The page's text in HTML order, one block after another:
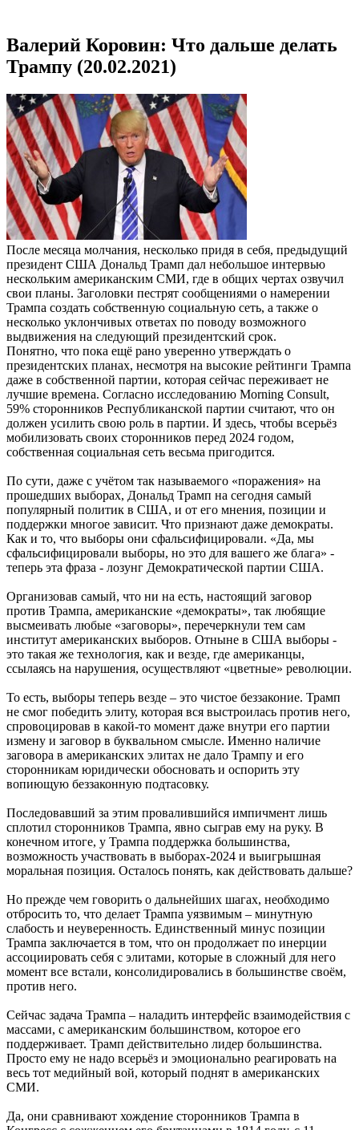
Валерий Коровин: Что дальше делать
Трампу (20.02.2021)
После месяца молчания, несколько придя в себя, предыдущий
президент США Дональд Трамп дал небольшое интервью
нескольким американским СМИ, где в общих чертах озвучил
свои планы. Заголовки пестрят сообщениями о намерении
Трампа создать собственную социальную сеть, а также о
несколько уклончивых ответах по поводу возможного
выдвижения на следующий президентский срок.
Понятно, что пока ещё рано уверенно утверждать о
президентских планах, несмотря на высокие рейтинги Трампа
даже в собственной партии, которая сейчас переживает не
лучшие времена. Согласно исследованию Morning Consult,
59% сторонников Республиканской партии считают, что он
должен усилить свою роль в партии. И здесь, чтобы всерьёз
мобилизовать своих сторонников перед 2024 годом,
собственная социальная сеть весьма пригодится.
По сути, даже с учётом так называемого «поражения» на
прошедших выборах, Дональд Трамп на сегодня самый
популярный политик в США, и от его мнения, позиции и
поддержки многое зависит. Что признают даже демократы.
Как и то, что выборы они сфальсифицировали. «Да, мы
сфальсифицировали выборы, но это для вашего же блага» -
теперь эта фраза - лозунг Демократической партии США.
Организовав самый, что ни на есть, настоящий заговор
против Трампа, американские «демократы», так любящие
высмеивать любые «заговоры», перечеркнули тем сам
институт американских выборов. Отныне в США выборы -
это такая же технология, как и везде, где американцы,
ссылаясь на нарушения, осуществляют «цветные» революции.
То есть, выборы теперь везде – это чистое беззаконие. Трамп
не смог победить элиту, которая вся выстроилась против него,
спровоцировав в какой-то момент даже внутри его партии
измену и заговор в буквальном смысле. Именно наличие
заговора в американских элитах не дало Трампу и его
сторонникам юридически обосновать и оспорить эту
вопиющую беззаконную подтасовку.
Последовавший за этим провалившийся импичмент лишь
сплотил сторонников Трампа, явно сыграв ему на руку. В
конечном итоге, у Трампа поддержка большинства,
возможность участвовать в выборах-2024 и выигрышная
моральная позиция. Осталось понять, как действовать дальше?
Но прежде чем говорить о дальнейших шагах, необходимо
отбросить то, что делает Трампа уязвимым – минутную
слабость и неуверенность. Единственный минус позиции
Трампа заключается в том, что он продолжает по инерции
ассоциировать себя с элитами, которые в сложный для него
момент все встали, консолидировались в большинстве своём,
против него.
Сейчас задача Трампа – наладить интерфейс взаимодействия с
массами, с американским большинством, которое его
поддерживает. Трамп действительно лидер большинства.
Просто ему не надо всерьёз и эмоционально реагировать на
весь тот медийный вой, который поднят в американских
СМИ.
Да, они сравнивают хождение сторонников Трампа в